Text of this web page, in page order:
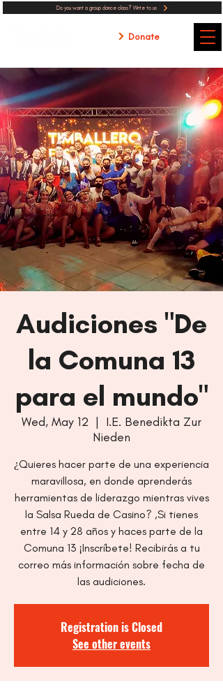
Do you want a group dance class? Write to us
Donate
Audiciones "De
la Comuna 13
para el mundo"
Wed, May 12
  |
I.E. Benedikta Zur
Nieden
¿Quieres hacer parte de una experiencia
maravillosa, en donde aprenderás
herramientas de liderazgo mientras vives
la Salsa Rueda de Casino? ,Si tienes
entre 14 y 28 años y haces parte de la
Comuna 13 ¡Inscríbete! Recibirás a tu
correo más información sobre fecha de
las audiciones.
Registration is Closed
See other events